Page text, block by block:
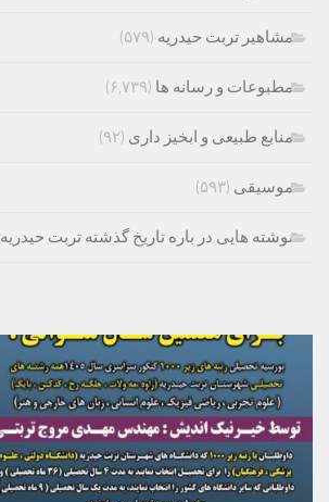
مشاهیر تربت حیدریه (۵۷۹)
مطبوعات و رسانه ها (۶,۷۳۹)
منابع طبیعی و ابخیز داری (۹۲)
موسیقی (۵۹۳)
نوشته هایی در باره تاریخ گذشته تربت حیدریه